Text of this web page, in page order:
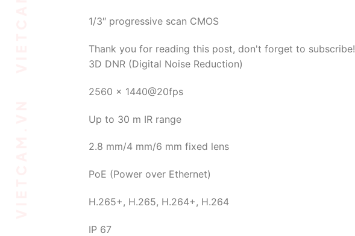
1/3″ progressive scan CMOS
Thank you for reading this post, don't forget to subscribe!
3D DNR (Digital Noise Reduction)
2560 × 1440@20fps
Up to 30 m IR range
2.8 mm/4 mm/6 mm fixed lens
PoE (Power over Ethernet)
H.265+, H.265, H.264+, H.264
IP 67